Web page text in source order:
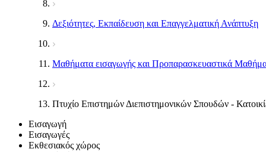
Δεξιότητες, Εκπαίδευση και Επαγγελματική Ανάπτυξη
Μαθήματα εισαγωγής και Προπαρασκευαστικά
Πτυχίο Επιστημών Διεπιστημονικών Σπουδών -
Εισαγωγή
Εισαγωγές
Εκθεσιακός χώρος